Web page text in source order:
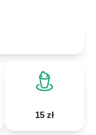
15 zł